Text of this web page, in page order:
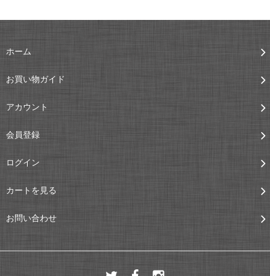
ホーム
お買い物ガイド
アカウント
会員登録
ログイン
カートを見る
お問い合わせ